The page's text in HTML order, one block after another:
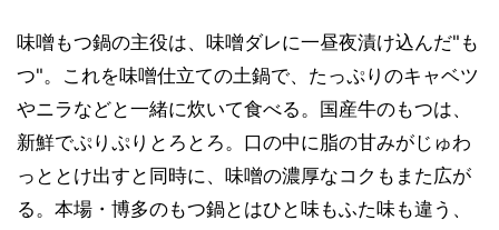
味噌もつ鍋の主役は、味噌ダレに一昼夜漬け込んだ"も
つ"。これを味噌仕立ての土鍋で、たっぷりのキャベツ
やニラなどと一緒に炊いて食べる。国産牛のもつは、
新鮮でぷりぷりとろとろ。口の中に脂の甘みがじゅわ
っととけ出すと同時に、味噌の濃厚なコクもまた広が
る。本場・博多のもつ鍋とはひと味もふた味も違う、